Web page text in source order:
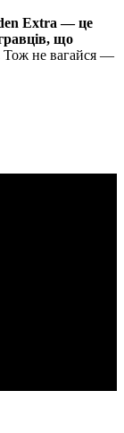
Extra — це
що
Тож не вагайся —